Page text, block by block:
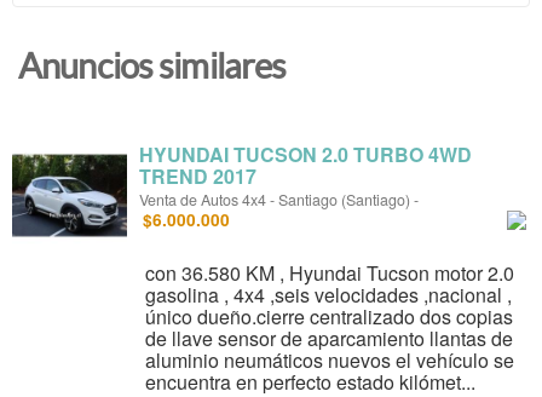
Anuncios similares
HYUNDAI TUCSON 2.0 TURBO 4WD
TREND 2017
Venta de Autos 4x4-Santiago (Santiago) -
$6.000.000
con 36.580 KM , Hyundai Tucson motor 2.0
gasolina , 4x4 ,seis velocidades ,nacional ,
único dueño.cierre centralizado dos copias
de llave sensor de aparcamiento llantas de
aluminio neumáticos nuevos el vehículo se
encuentra en perfecto estado kilómet...